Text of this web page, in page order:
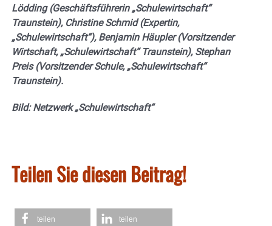
Lödding (Geschäftsführerin „Schulewirtschaft“
Traunstein), Christine Schmid (Expertin,
„Schulewirtschaft“), Benjamin Häupler (Vorsitzender
Wirtschaft, „Schulewirtschaft“ Traunstein), Stephan
Preis (Vorsitzender Schule, „Schulewirtschaft“
Traunstein).
Bild: Netzwerk „Schulewirtschaft“
Teilen Sie diesen Beitrag!
teilen teilen